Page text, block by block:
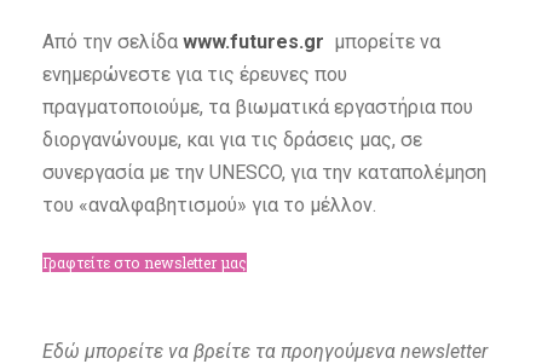
Από την σελίδα www.futures.gr μπορείτε να
ενημερώνεστε για τις έρευνες που
πραγματοποιούμε, τα βιωματικά εργαστήρια που
διοργανώνουμε, και για τις δράσεις μας, σε
συνεργασία με την UNESCO, για την καταπολέμηση
του «αναλφαβητισμού» για το μέλλον.
Γραφτείτε στο newsletter μας
Εδώ μπορείτε να βρείτε τα προηγούμενα newsletter